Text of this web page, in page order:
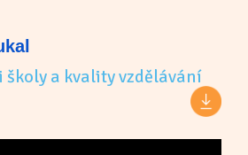
školy a kvality vzdělávání